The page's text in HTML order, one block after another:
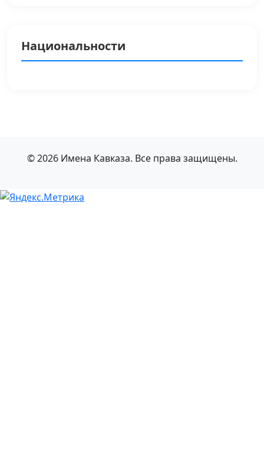
Национальности
© 2026 Имена Кавказа. Все права защищены.